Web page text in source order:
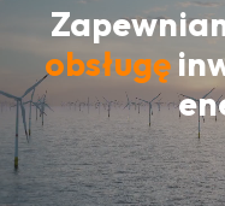
obsługę